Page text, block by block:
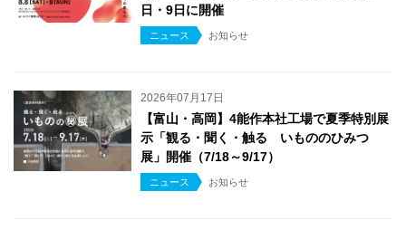
日・9日に開催
ニュース お知らせ
2026年07月17日
【富山・高岡】4能作本社工場で夏季特別展
示「観る・聞く・触る いもののひみつ
展」開催（7/18～9/17）
ニュース お知らせ